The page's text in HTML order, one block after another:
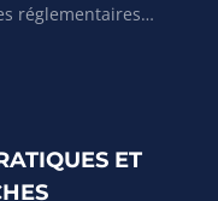
réglementaires…
ET